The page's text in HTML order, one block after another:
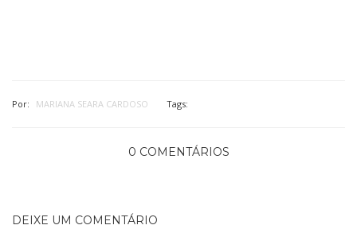
Por: MARIANA SEARA CARDOSO Tags:
0 COMENTÁRIOS
DEIXE UM COMENTÁRIO